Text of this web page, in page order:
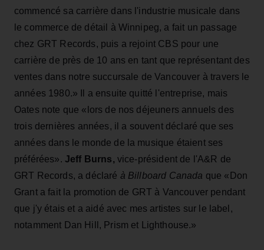
commencé sa carrière dans l'industrie musicale dans
le commerce de détail à Winnipeg, a fait un passage
chez GRT Records, puis a rejoint CBS pour une
carrière de près de 10 ans en tant que représentant des
ventes dans notre succursale de Vancouver à travers le
années 1980.» Il a ensuite quitté l'entreprise, mais
Oates note que «lors de nos déjeuners annuels des
trois dernières années, il a souvent déclaré que ses
années dans le monde de la musique étaient ses
préférées». Jeff Burns, vice-président de l'A&R de
GRT Records, a déclaré à Billboard Canada que «Don
Grant a fait la promotion de GRT à Vancouver pendant
que j'y étais et a aidé avec mes artistes sur le label,
notamment Dan Hill, Prism et Lighthouse.»